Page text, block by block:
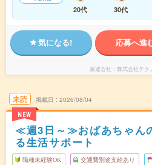
20代
30代
気になる! 応募へ進
派遣会社 株式会社テク
未読
NEW
掲載日 2026/08/04
≪週3日～≫おばあちゃん
る生活サポート
職種未経験OK 交通費別途支給あり